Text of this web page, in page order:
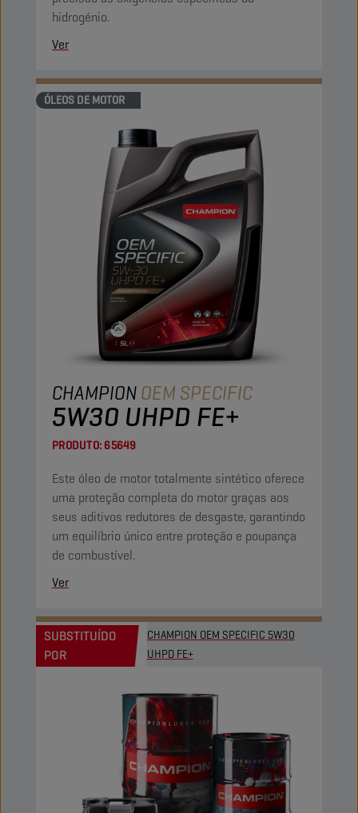
hidrogénio.
Ver
ÓLEOS DE MOTOR
CHAMPIONOEM SPECIFIC
5W30 UHPD FE+
PRODUTO: 65649
Este óleo de motor totalmente sintético oferece
uma proteção completa do motor graças aos
seus aditivos redutores de desgaste, garantindo
um equilíbrio único entre proteção e poupança
de combustível.
Ver
SUBSTITUÍDO
POR
CHAMPION OEM SPECIFIC 5W30
UHPD FE+